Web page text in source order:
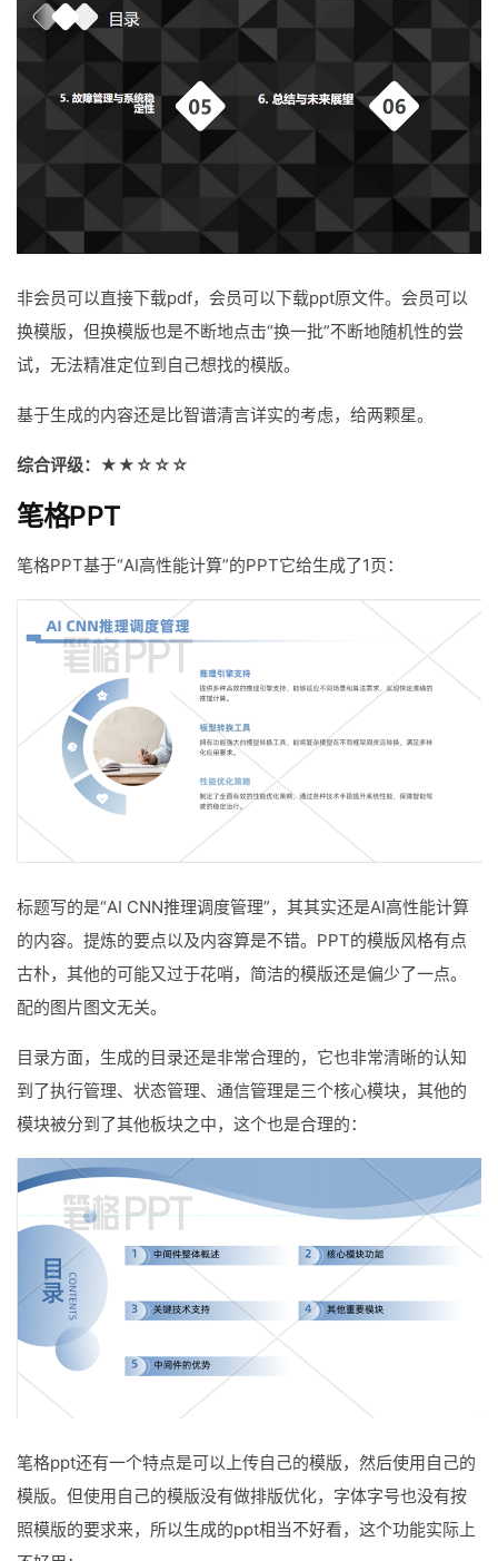
非会员可以直接下载pdf，会员可以下载ppt原文件。会员可以
换模版，但换模版也是不断地点击“换一批”不断地随机性的尝
试，无法精准定位到自己想找的模版。
基于生成的内容还是比智谱清言详实的考虑，给两颗星。
综合评级：★★☆☆☆
笔格PPT
笔格PPT基于“AI高性能计算”的PPT它给生成了1页：
标题写的是“AI CNN推理调度管理”，其其实还是AI高性能计算
的内容。提炼的要点以及内容算是不错。PPT的模版风格有点
古朴，其他的可能又过于花哨，简洁的模版还是偏少了一点。
配的图片图文无关。
目录方面，生成的目录还是非常合理的，它也非常清晰的认知
到了执行管理、状态管理、通信管理是三个核心模块，其他的
模块被分到了其他板块之中，这个也是合理的：
笔格ppt还有一个特点是可以上传自己的模版，然后使用自己的
模版。但使用自己的模版没有做排版优化，字体字号也没有按
照模版的要求来，所以生成的ppt相当不好看，这个功能实际上